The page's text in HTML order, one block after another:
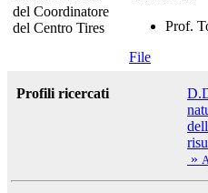
del Coordinatore
del Centro Tires
Prof.
File
Profili ricercati
»